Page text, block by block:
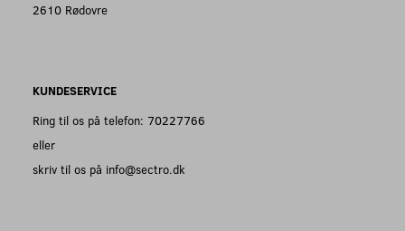
2610 Rødovre
KUNDESERVICE
Ring til os på telefon: 70227766
eller
skriv til os på info@sectro.dk